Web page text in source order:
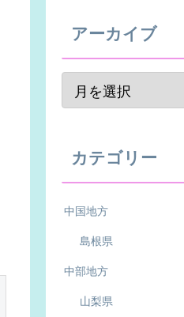
アーカイブ
カテゴリー
中国地方
島根県
中部地方
山梨県